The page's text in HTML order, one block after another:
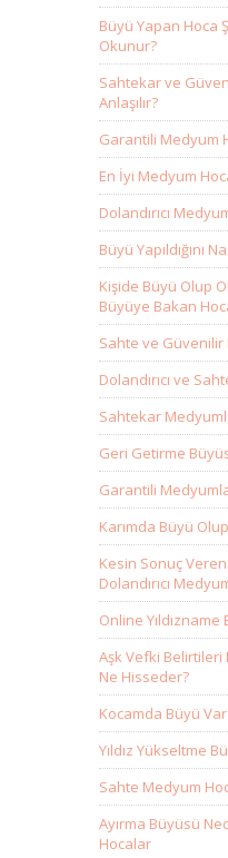
Büyü Yapan Hoca
Okunur?
Sahtekar ve
Anlaşılır?
Garantili Medyum
En İyi Medyum
Dolandırıcı
Büyü Yapıldığını
Kişide Büyü Olup
Büyüye Bakan
Sahte ve
Dolandırıcı ve
Sahtekar
Geri Getirme
Garantili
Karımda Büyü Olup
Kesin Sonuç
Dolandırıcı
Online
Aşk Vefki Belirtileri
Ne Hisseder?
Kocamda Büyü
Yıldız Yükseltme
Sahte Medyum
Ayırma Büyüsü
Hocalar